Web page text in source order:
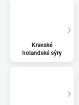
Kravské
holandské sýry